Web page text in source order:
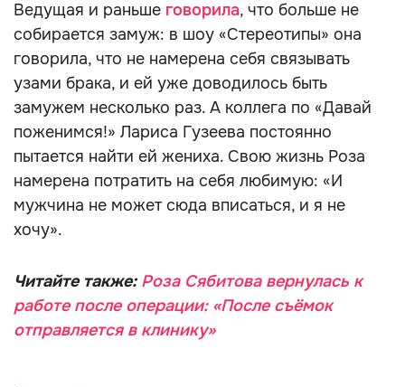
Ведущая и раньше говорила, что больше не
собирается замуж: в шоу «Стереотипы» она
говорила, что не намерена себя связывать
узами брака, и ей уже доводилось быть
замужем несколько раз. А коллега по «Давай
поженимся!» Лариса Гузеева постоянно
пытается найти ей жениха. Свою жизнь Роза
намерена потратить на себя любимую: «И
мужчина не может сюда вписаться, и я не
хочу».
Читайте также: Роза Сябитова вернулась к
работе после операции: «После съёмок
отправляется в клинику»